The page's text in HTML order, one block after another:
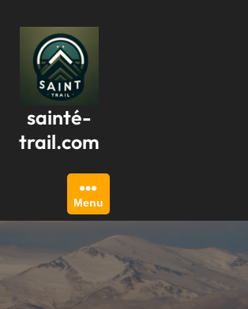
contenu
sainté-
trail.com
Menu